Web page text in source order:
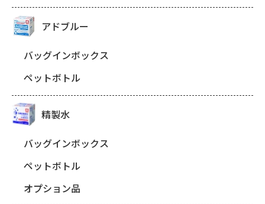
アドブルー
バッグインボックス
ペットボトル
精製水
バッグインボックス
ペットボトル
オプション品